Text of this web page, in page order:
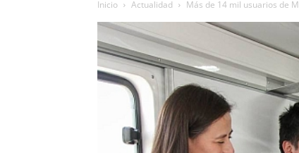
Inicio Actualidad Más de 14 mil usuarios de